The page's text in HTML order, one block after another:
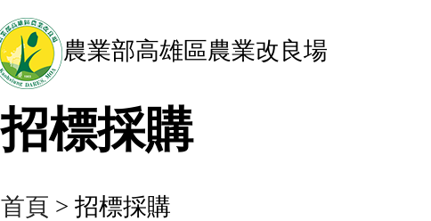
農業部高雄區農業改良場
招標採購
首頁 > 招標採購